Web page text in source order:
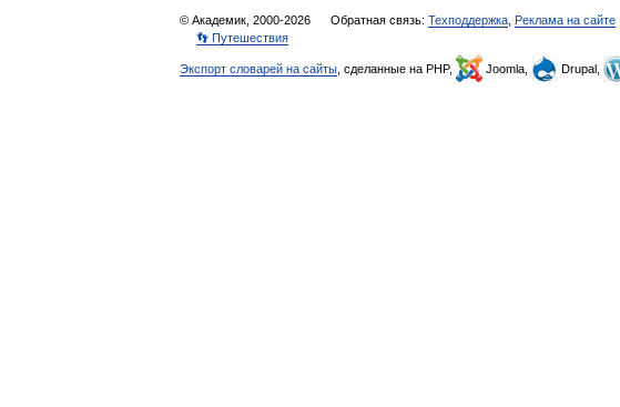
© Академик, 2000-2026 Обратная связь: Техподдержка Реклама на сайте
👣 Путешествия
Экспорт словарей на сайты , сделанные на PHP, Joomla, Drupal,